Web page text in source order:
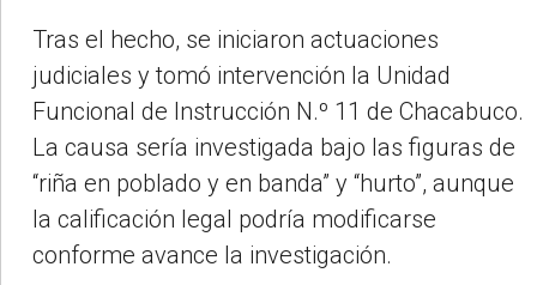
Tras el hecho, se iniciaron actuaciones
judiciales y tomó intervención la Unidad
Funcional de Instrucción N.º 11 de Chacabuco.
La causa sería investigada bajo las figuras de
“riña en poblado y en banda” y “hurto”, aunque
la calificación legal podría modificarse
conforme avance la investigación.